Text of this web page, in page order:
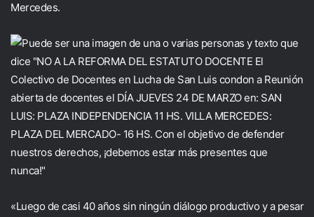
Mercedes.
«Luego de casi 40 años sin ningún diálogo productivo y a pesar